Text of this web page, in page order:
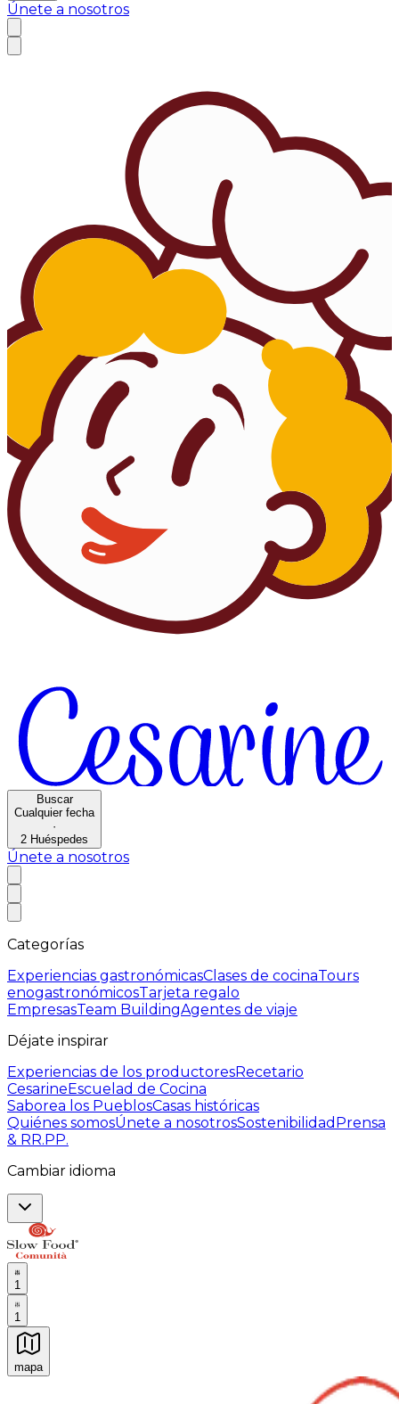
Únete a nosotros
Buscar
Cualquier fecha
·
2 Huéspedes
Únete a nosotros
Categorías
Experiencias gastronómicasClases de cocinaTours
enogastronómicosTarjeta regalo
EmpresasTeam BuildingAgentes de viaje
Déjate inspirar
Experiencias de los productoresRecetario
CesarineEscuelad de Cocina
Saborea los PueblosCasas históricas
Quiénes somosÚnete a nosotrosSostenibilidad Prensa
& RR.PP.
Cambiar idioma
1
1
mapa
Experiencias culinarias inolvidables: Experiencias